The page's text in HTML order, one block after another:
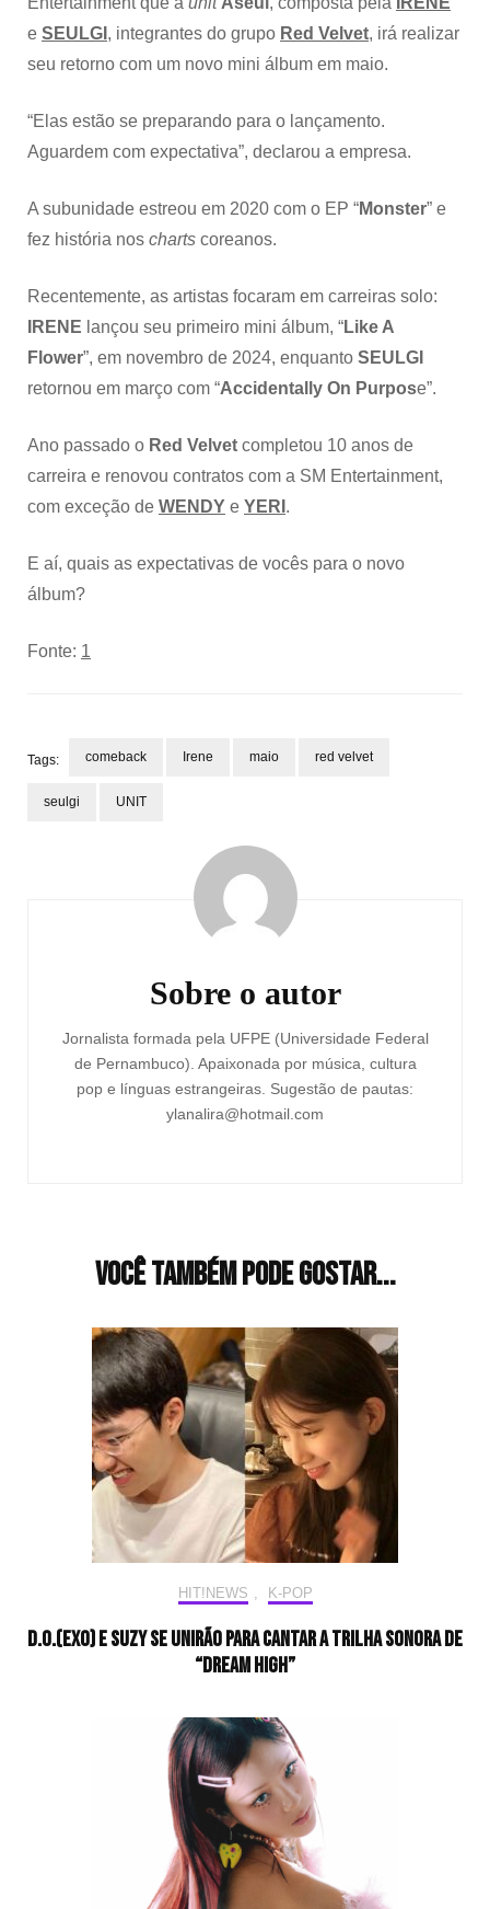
e SEULGI , integrantes do grupo Red Velvet, irá realizar
seu retorno com um novo mini álbum em maio.
“Elas estão se preparando para o lançamento.
Aguardem com expectativa”, declarou a empresa.
A subunidade estreou em 2020 com o EP “Monster” e
fez história nos charts coreanos.
Recentemente, as artistas focaram em carreiras solo:
IRENE lançou seu primeiro mini álbum, “Like A
Flower”, em novembro de 2024, enquanto SEULGI
retornou em março com “Accidentally On Purpose”.
Ano passado o Red Velvet completou 10 anos de
carreira e renovou contratos com a SM Entertainment,
com exceção de WENDY e YERI .
E aí, quais as expectativas de vocês para o novo
álbum?
Fonte: 1
Tags: comeback Irene maio red velvet
seulgi UNIT
Sobre o autor
Jornalista formada pela UFPE (Universidade Federal
de Pernambuco). Apaixonada por música, cultura
pop e línguas estrangeiras. Sugestão de pautas:
ylanalira@hotmail.com
Você também pode gostar...
HIT!NEWS , K-POP
D.O.(EXO) e Suzy se unirão para cantar a trilha sonora de
“Dream High”